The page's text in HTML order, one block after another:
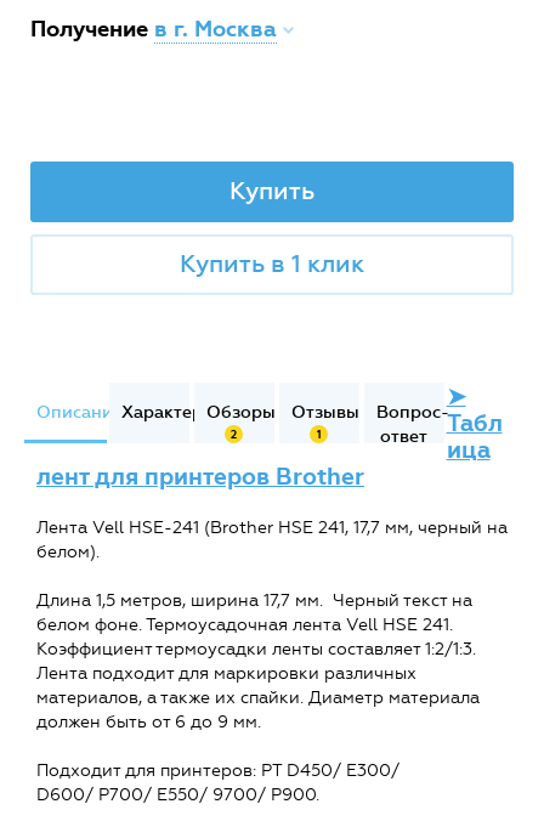
Получение в г. Москва
Купить
Купить в 1 клик
ОписаниеХарактеристики
Обзоры
2
Отзывы
1
Вопрос-
ответ
➤
Табл
ица
лент для принтеров Brother
Лента Vell HSE-241 (Brother HSE 241, 17,7 мм, черный на
белом).
Длина 1,5 метров, ширина 17,7 мм. Черный текст на
белом фоне. Термоусадочная лента Vell HSE 241.
Коэффициент термоусадки ленты составляет 1:2/1:3.
Лента подходит для маркировки различных
материалов, а также их спайки. Диаметр материала
должен быть от 6 до 9 мм.
Подходит для принтеров: PT D450/ E300/
D600/ P700/ E550/ 9700/ P900.